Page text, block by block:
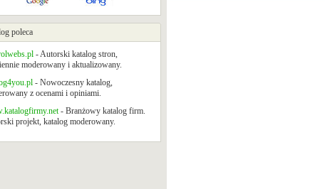
poleca
- Autorski katalog stron,
moderowany i aktualizowany.
- Nowoczesny katalog,
z ocenami i opiniami.
- Branżowy katalog firm.
projekt, katalog moderowany.